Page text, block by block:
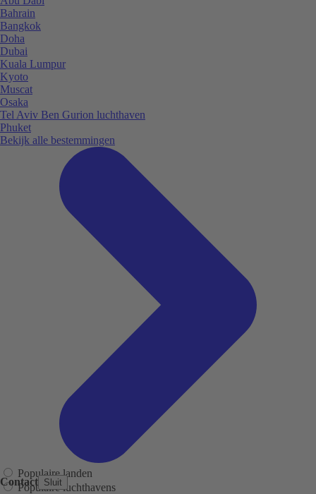
Contact Sluit
Bahrain
Bangkok
Doha
Dubai
Kuala Lumpur
Kyoto
Muscat
Osaka
Tel Aviv Ben Gurion luchthaven
Phuket
Bekijk alle bestemmingen
Populaire landen
Populaire luchthavens